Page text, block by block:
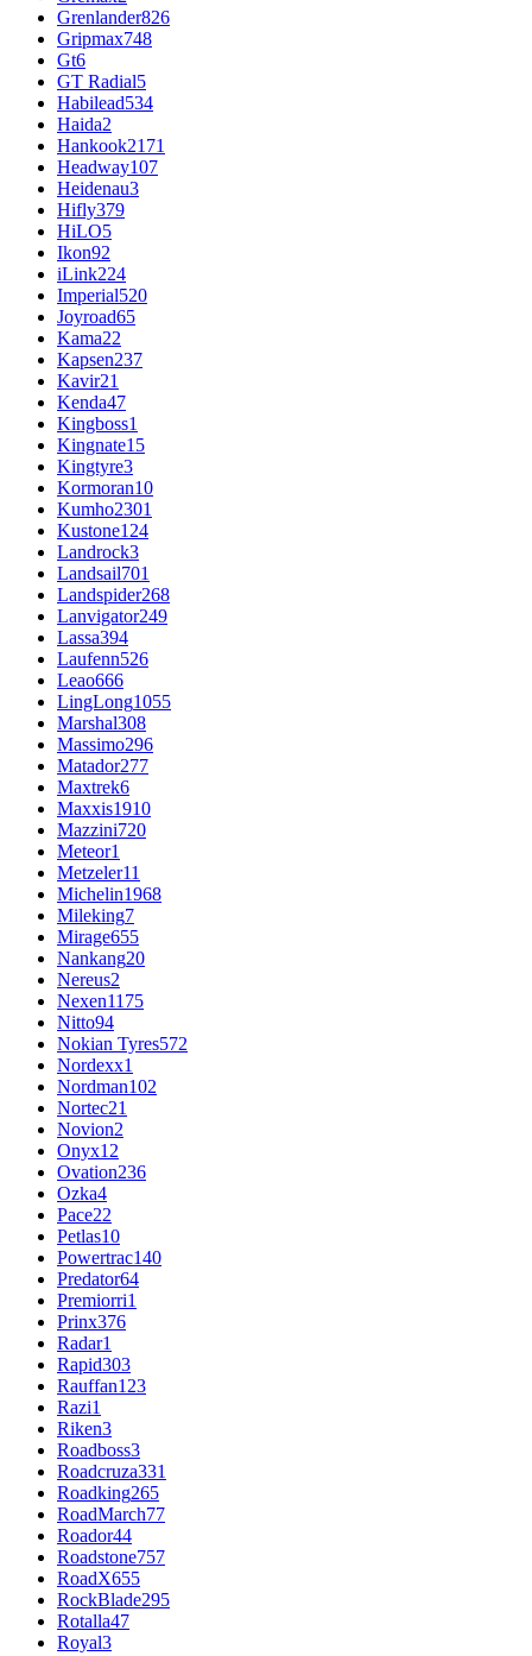
Grenlander826
Gripmax748
Gt6
GT Radial5
Habilead534
Haida2
Hankook2171
Headway107
Heidenau3
Hifly379
HiLO5
Ikon92
iLink224
Imperial520
Joyroad65
Kama22
Kapsen237
Kavir21
Kenda47
Kingboss1
Kingnate15
Kingtyre3
Kormoran10
Kumho2301
Kustone124
Landrock3
Landsail701
Landspider268
Lanvigator249
Lassa394
Laufenn526
Leao666
LingLong1055
Marshal308
Massimo296
Matador277
Maxtrek6
Maxxis1910
Mazzini720
Meteor1
Metzeler11
Michelin1968
Mileking7
Mirage655
Nankang20
Nereus2
Nexen1175
Nitto94
Nokian Tyres572
Nordexx1
Nordman102
Nortec21
Novion2
Onyx12
Ovation236
Ozka4
Pace22
Petlas10
Powertrac140
Predator64
Premiorri1
Prinx376
Radar1
Rapid303
Rauffan123
Razi1
Riken3
Roadboss3
Roadcruza331
Roadking265
RoadMarch77
Roador44
Roadstone757
RoadX655
RockBlade295
Rotalla47
Royal3